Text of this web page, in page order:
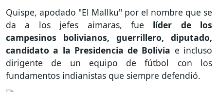
Quispe, apodado "El Mallku" por el nombre que se
da a los jefes aimaras, fue líder de los
campesinos bolivianos, guerrillero, diputado,
candidato a la Presidencia de Bolivia e incluso
dirigente de un equipo de fútbol con los
fundamentos indianistas que siempre defendió.